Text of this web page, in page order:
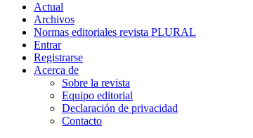
Actual
Archivos
Normas editoriales revista PLURAL
Entrar
Registrarse
Acerca de
Sobre la revista
Equipo editorial
Declaración de privacidad
Contacto